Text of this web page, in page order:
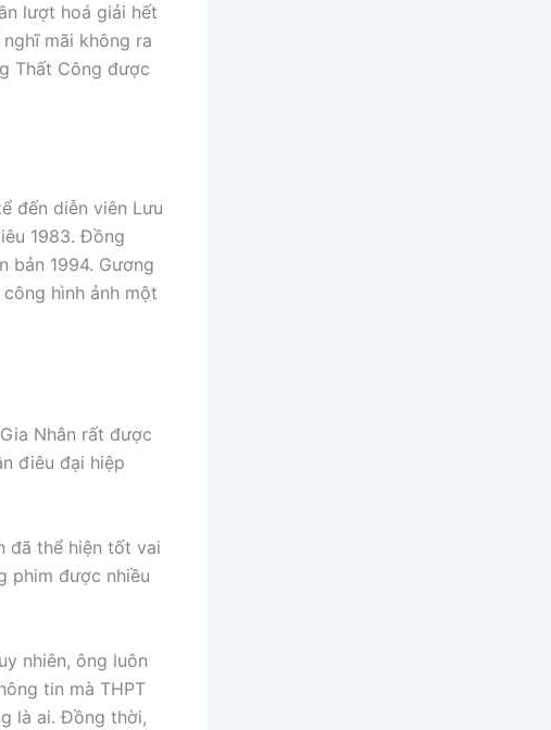
lượt hoá giải hết
mãi không ra
Thất Công được
đến diễn viên Lưu
1983. Đồng
bản 1994. Gương
hình ảnh một
Nhân rất được
điêu đại hiệp
đã thể hiện tốt vai
phim được nhiều
nhiên, ông luôn
tin mà THPT
là ai. Đồng thời,